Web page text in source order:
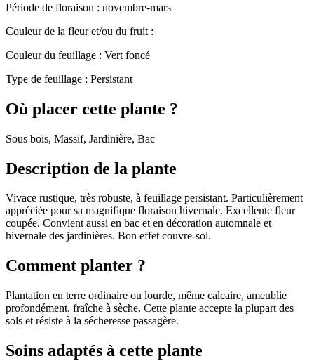
Période de floraison : novembre-mars
Couleur de la fleur et/ou du fruit :
Couleur du feuillage : Vert foncé
Type de feuillage : Persistant
Où placer cette plante ?
Sous bois, Massif, Jardinière, Bac
Description de la plante
Vivace rustique, très robuste, à feuillage persistant. Particulièrement
appréciée pour sa magnifique floraison hivernale. Excellente fleur
coupée. Convient aussi en bac et en décoration automnale et
hivernale des jardinières. Bon effet couvre-sol.
Comment planter ?
Plantation en terre ordinaire ou lourde, même calcaire, ameublie
profondément, fraîche à sèche. Cette plante accepte la plupart des
sols et résiste à la sécheresse passagère.
Soins adaptés à cette plante